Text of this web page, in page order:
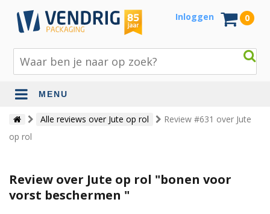
Inloggen 0
MENU
Beschermingsmateriaal
Bouw- en tuinmaterialen
Jute en lopers
Alle reviews over Jute op rol
Review #631 over Jute
op rol
Review over Jute op rol "bonen voor
vorst beschermen "